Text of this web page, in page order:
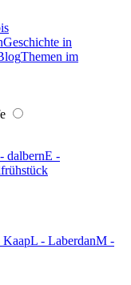
Geschichte in
Themen im
dalbernE -
L - LaberdanM -